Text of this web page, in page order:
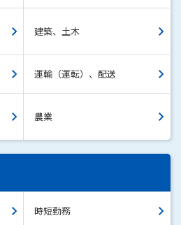
建築、土木
運輸（運転）、配送
農業
時短勤務